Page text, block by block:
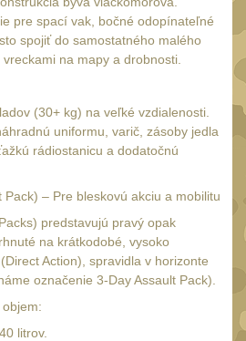
pre spací vak, bočné odopínateľné
spojiť do samostatného malého
na mapy a drobnosti.
(30+ kg) na veľké vzdialenosti.
uniformu, varič, zásoby jedla
rádiostanicu a dodatočnú
– Pre bleskovú akciu a mobilitu
predstavujú pravý opak
na krátkodobé, vysoko
Action), spravidla v horizonte
označenie 3-Day Assault Pack).
litrov.